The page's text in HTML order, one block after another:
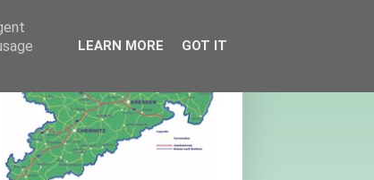
LEARN MORE GOT IT